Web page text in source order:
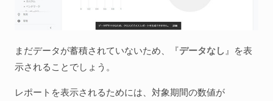
まだデータが蓄積されていないため、『データなし 』を表
示されることでしょう。
レポートを表示されるためには、対象期間の数値が